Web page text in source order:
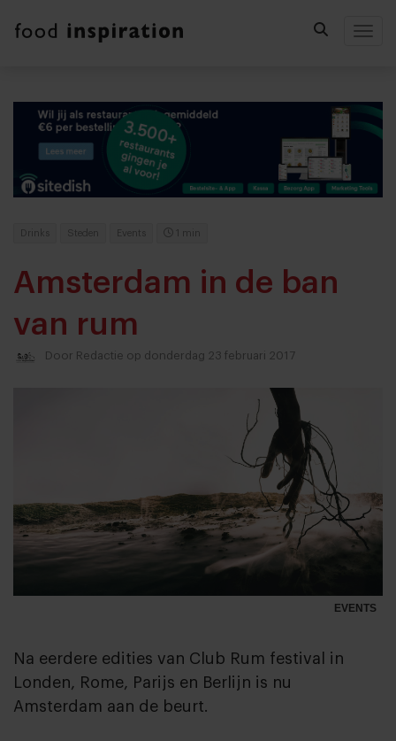
Drinks Steden Events 1 min
Amsterdam in de ban
van rum
Door Redactie op donderdag 23 februari 2017
EVENTS
Na eerdere edities van Club Rum festival in
Londen, Rome, Parijs en Berlijn is nu
Amsterdam aan de beurt.